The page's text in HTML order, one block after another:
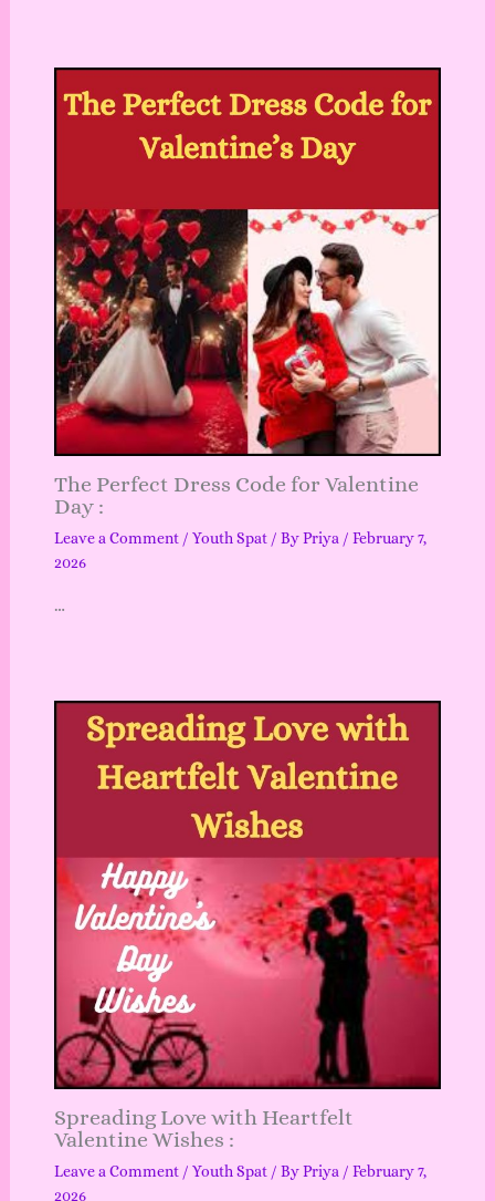
The Perfect Dress Code for Valentine
Day :
Leave a Comment / Youth Spat/ ByPriya / February 7,
2026
…
Spreading Love with Heartfelt
Valentine Wishes :
Leave a Comment / Youth Spat/ ByPriya / February 7,
2026